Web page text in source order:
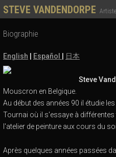
STEVE VANDENDORPE
Biographie
English Español 日本
Steve
Mouscron en Belgique.
Au début des années 90 il étudie
Tournai où il s'essaye à
l'atelier de peinture aux cours du
Après quelques années passées